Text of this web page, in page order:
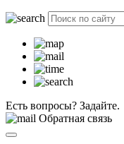
Есть вопросы? Задайте.
Обратная связь